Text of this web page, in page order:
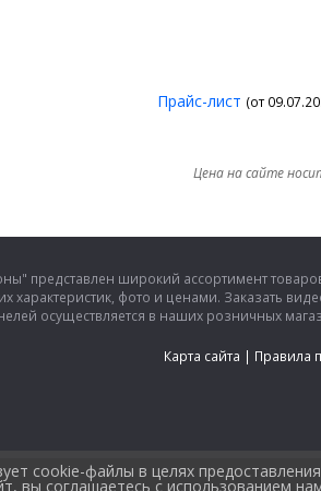
Прайс-лист (от
Цена на сайте
представлен широкий ассортимент
характеристик, фото и ценами. Заказать
осуществляется в наших розничных
Карта сайта | Правила
cookie-файлы в целях
вы соглашаетесь с использованием